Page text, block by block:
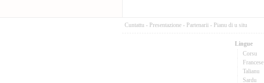
Cuntattu - Presentazione - Partenarii - Pianu di u situ
Lingue
Corsu
Francese
Talianu
Sardu